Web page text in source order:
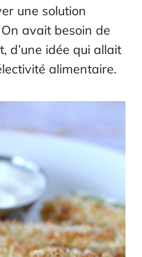
une solution
avait besoin de
d’une idée qui allait
alimentaire.